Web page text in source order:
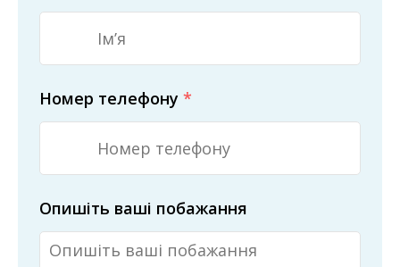
Номер телефону *
Опишіть ваші побажання